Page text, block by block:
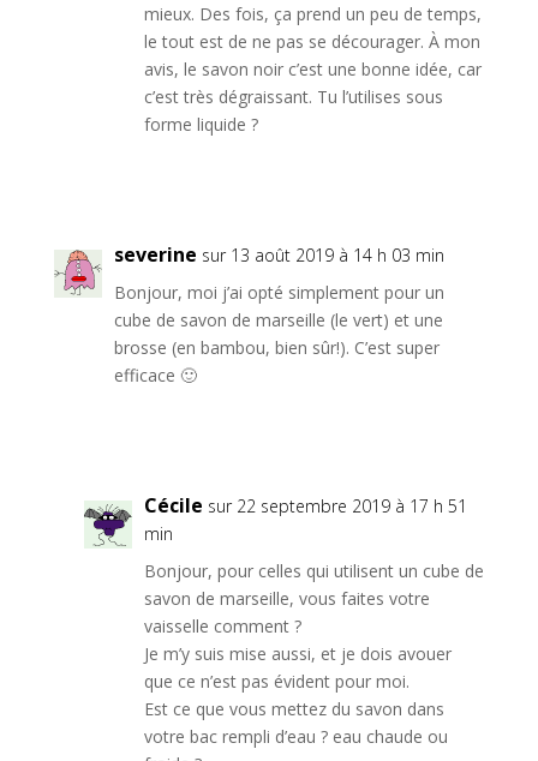
mieux. Des fois, ça prend un peu de temps,
le tout est de ne pas se décourager. À mon
avis, le savon noir c’est une bonne idée, car
c’est très dégraissant. Tu l’utilises sous
forme liquide ?
severine sur 13 août 2019 à 14 h 03 min
Bonjour, moi j’ai opté simplement pour un
cube de savon de marseille (le vert) et une
brosse (en bambou, bien sûr!). C’est super
efficace 🙂
Cécile sur 22 septembre 2019 à 17 h 51
min
Bonjour, pour celles qui utilisent un cube de
savon de marseille, vous faites votre
vaisselle comment ?
Je m’y suis mise aussi, et je dois avouer
que ce n’est pas évident pour moi.
Est ce que vous mettez du savon dans
votre bac rempli d’eau ? eau chaude ou